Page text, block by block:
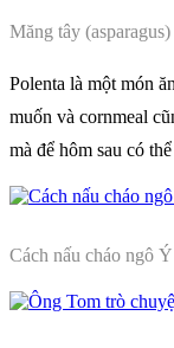
Măng tây
Polenta là một món
muốn và cornmeal
mà để hôm sau có
Cách nấu cháo ngô